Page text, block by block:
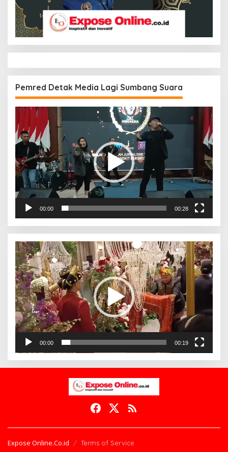
Pemred Detak Media Lagi Sumbang Suara
Pemutar
Video
00:00 00:28
Pemutar
Video
00:00 00:19
Expose Online.Co.id Terms of Service